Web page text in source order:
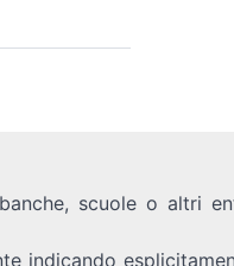
scuole o altri
indicando